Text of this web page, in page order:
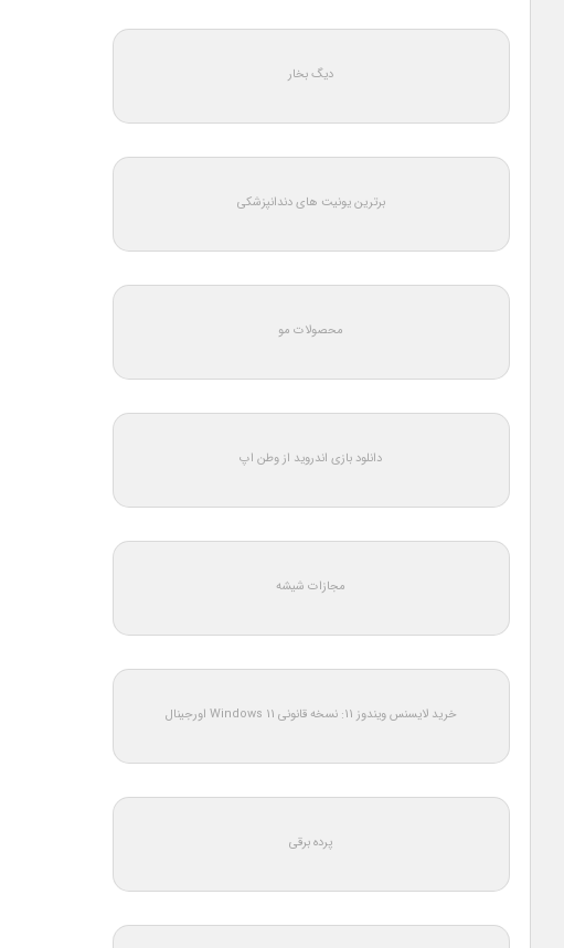
دیگ بخار
برترین یونیت های دندانپزشکی
محصولات مو
دانلود بازی اندروید از وطن اپ
مجازات شیشه
خرید لایسنس ویندوز 11: نسخه قانونی Windows 11 اورجینال
پرده برقی